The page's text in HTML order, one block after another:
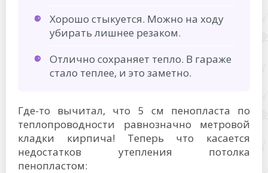
Хорошо стыкуется. Можно на ходу
убирать лишнее резаком.
Отлично сохраняет тепло. В гараже
стало теплее, и это заметно.
Где-то вычитал, что 5 см пенопласта по
теплопроводности равнозначно метровой
кладки кирпича! Теперь что касается
недостатков утепления потолка
пенопластом: